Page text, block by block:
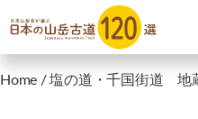
Home /塩の道・千国街道 地